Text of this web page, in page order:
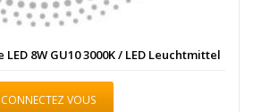
8W GU10 3000K / LED Leuchtmittel
CONNECTEZ VOUS